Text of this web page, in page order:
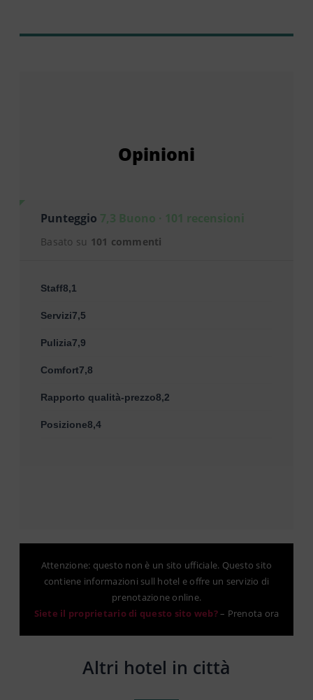
Opinioni
Punteggio 7,3 Buono · 101 recensioni
Basato su 101 commenti
Staff8,1
Servizi7,5
Pulizia7,9
Comfort7,8
Rapporto qualità-prezzo8,2
Posizione8,4
Attenzione: questo non è un sito ufficiale. Questo sito
contiene informazioni sull hotel e offre un servizio di
prenotazione online.
Siete il proprietario di questo sito web?– Prenota ora
Altri hotel in città